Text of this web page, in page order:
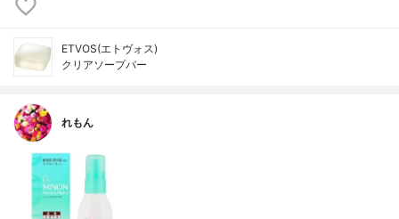
ETVOS(エトヴォス)
クリアソープバー
れもん